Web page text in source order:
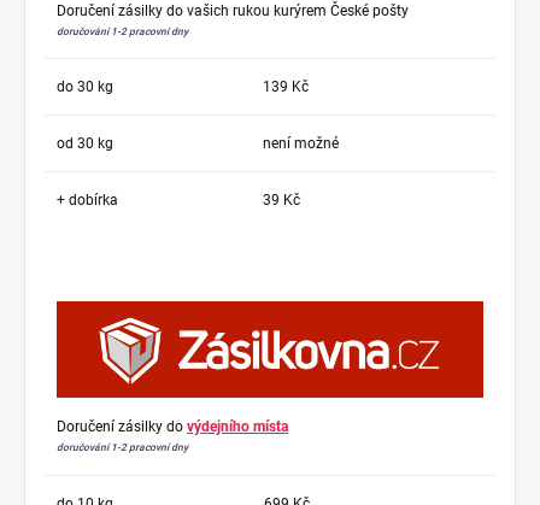
Doručení zásilky do vašich rukou kurýrem České pošty
doručování 1-2 pracovní dny
do 30 kg 139 Kč
od 30 kg není možné
+ dobírka 39 Kč
Doručení zásilky do výdejního místa
doručování 1-2 pracovní dny